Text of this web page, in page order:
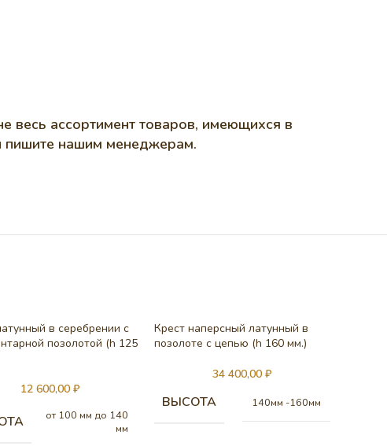
весь ассортимент товаров, имеющихся в
пишите нашим менеджерам.
в серебрении с
позолотой (h 125
12 600,00 ₽
от 100 мм до 140
мм
Крест наперсный латунный в
позолоте с цепью (h 160 мм.)
34 400,00₽
ВЫСОТА 140мм -160мм